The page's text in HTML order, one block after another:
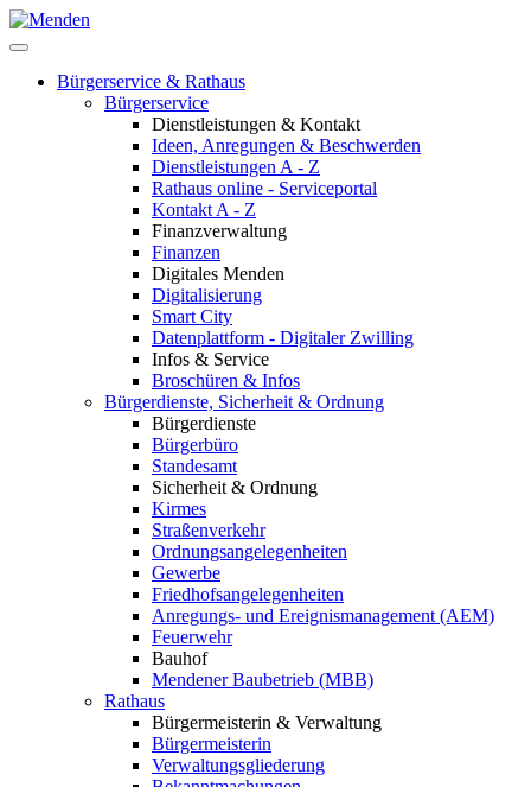
Bürgerservice & Rathaus
Bürgerservice
Dienstleistungen & Kontakt
Ideen, Anregungen & Beschwerden
Dienstleistungen A - Z
Rathaus online - Serviceportal
Kontakt A - Z
Finanzverwaltung
Finanzen
Digitales Menden
Digitalisierung
Smart City
Datenplattform - Digitaler Zwilling
Infos & Service
Broschüren & Infos
Bürgerdienste, Sicherheit & Ordnung
Bürgerdienste
Bürgerbüro
Standesamt
Sicherheit & Ordnung
Kirmes
Straßenverkehr
Ordnungsangelegenheiten
Gewerbe
Friedhofsangelegenheiten
Anregungs- und Ereignismanagement (AEM)
Feuerwehr
Bauhof
Mendener Baubetrieb (MBB)
Rathaus
Bürgermeisterin & Verwaltung
Bürgermeisterin
Verwaltungsgliederung